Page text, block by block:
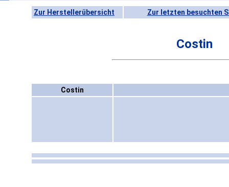
Zur Herstellerübersicht Zur letzten besuchten
Costin
Costin